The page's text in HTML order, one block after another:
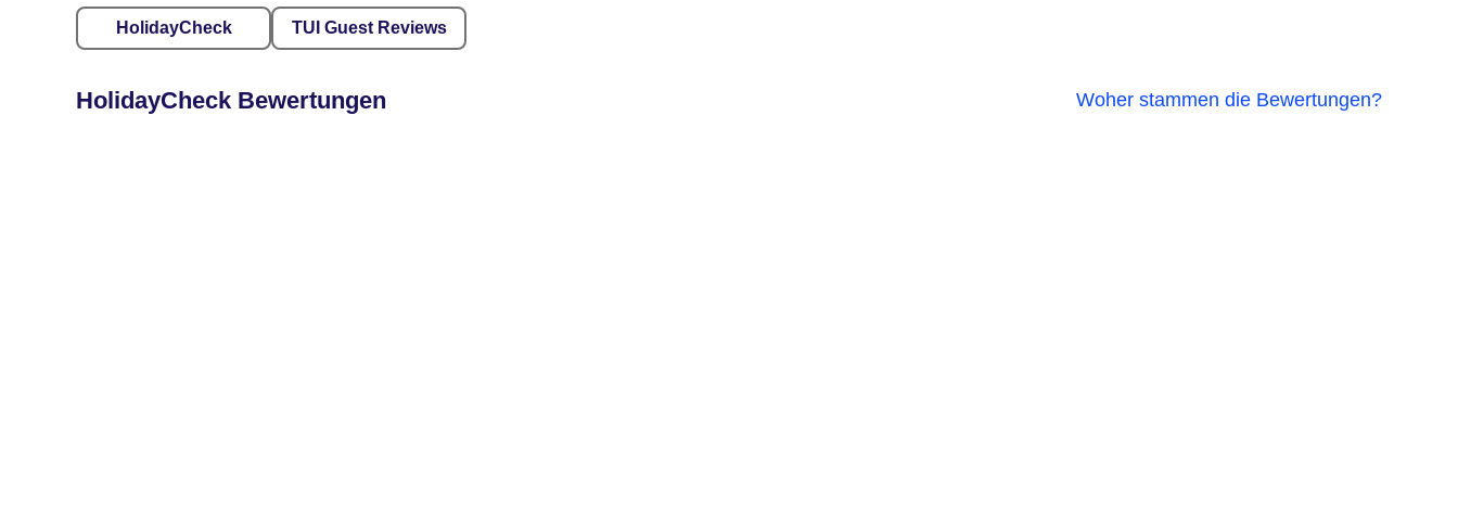
HolidayCheck TUI Guest Reviews
HolidayCheck Bewertungen Woher stammen die Bewertungen?